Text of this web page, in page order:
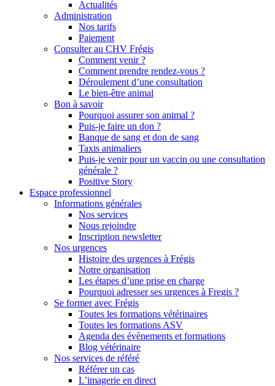
Actualités
Administration
Nos tarifs
Paiement
Consulter au CHV Frégis
Comment venir ?
Comment prendre rendez-vous ?
Déroulement d’une consultation
Le bien-être animal
Bon à savoir
Pourquoi assurer son animal ?
Puis-je faire un don ?
Banque de sang et don de sang
Taxis animaliers
Puis-je venir pour un vaccin ou une consultation
générale ?
Positive Story
Espace professionnel
Informations générales
Nos services
Nous rejoindre
Inscription newsletter
Nos urgences
Histoire des urgences à Frégis
Notre organisation
Les étapes d’une prise en charge
Pourquoi adresser ses urgences à Fregis ?
Se former avec Frégis
Toutes les formations vétérinaires
Toutes les formations ASV
Agenda des évènements et formations
Blog vétérinaire
Nos services de référé
Référer un cas
L’imagerie en direct